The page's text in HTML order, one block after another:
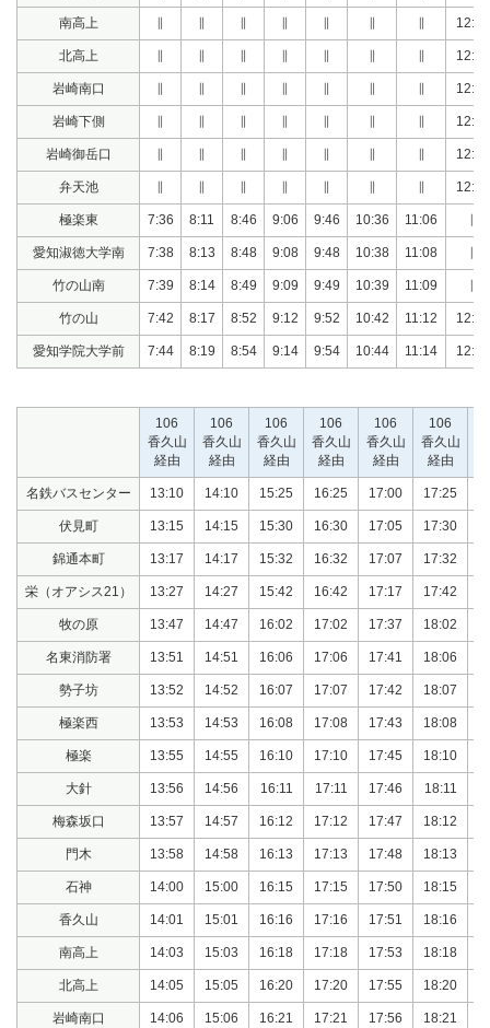
南高上 12:03
北高上 12:05
岩崎南口 12:06
岩崎下側 12:07
岩崎御岳口 12:08
弁天池 12:10
極楽東 7:36 8:11 8:46 9:06 9:46 10:36 11:06
愛知淑徳大学南 7:38 8:13 8:48 9:08 9:48 10:38 11:08
竹の山南 7:39 8:14 8:49 9:09 9:49 10:39 11:09
竹の山 7:42 8:17 8:52 9:12 9:52 10:42 11:12 12:12
愛知学院大学前 7:44 8:19 8:54 9:14 9:54 10:44 11:14 12:14
106
香久山
経由
106
香久山
経由
106
香久山
経由
106
香久山
経由
106
香久山
経由
106
香久山
経由
名鉄バスセンター 13:10 14:10 15:25 16:25 17:00 17:25
伏見町 13:15 14:15 15:30 16:30 17:05 17:30
錦通本町 13:17 14:17 15:32 16:32 17:07 17:32
栄（オアシス21） 13:27 14:27 15:42 16:42 17:17 17:42
牧の原 13:47 14:47 16:02 17:02 17:37 18:02
名東消防署 13:51 14:51 16:06 17:06 17:41 18:06
勢子坊 13:52 14:52 16:07 17:07 17:42 18:07
極楽西 13:53 14:53 16:08 17:08 17:43 18:08
極楽 13:55 14:55 16:10 17:10 17:45 18:10
大針 13:56 14:56 16:11 17:11 17:46 18:11
梅森坂口 13:57 14:57 16:12 17:12 17:47 18:12
門木 13:58 14:58 16:13 17:13 17:48 18:13
石神 14:00 15:00 16:15 17:15 17:50 18:15
香久山 14:01 15:01 16:16 17:16 17:51 18:16
南高上 14:03 15:03 16:18 17:18 17:53 18:18
北高上 14:05 15:05 16:20 17:20 17:55 18:20
岩崎南口 14:06 15:06 16:21 17:21 17:56 18:21